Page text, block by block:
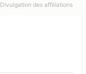
Divulgation des affiliations